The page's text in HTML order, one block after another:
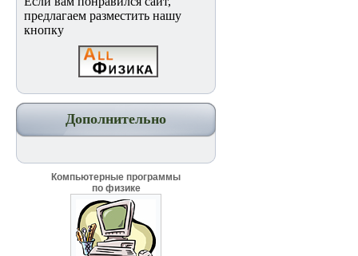
предлагаем разместить нашу
кнопку
Дополнительно
Компьютерные программы
по физике